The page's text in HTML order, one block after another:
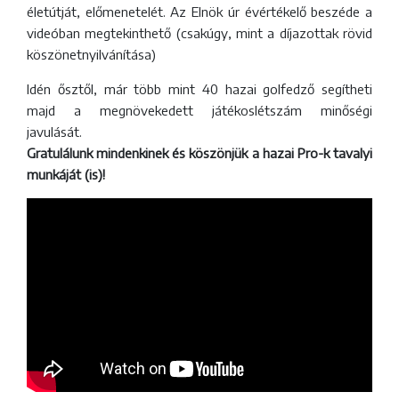
életútját, előmenetelét. Az Elnök úr évértékelő beszéde a
videóban megtekinthető (csakúgy, mint a díjazottak rövid
köszönetnyilvánítása)
Idén ősztől, már több mint 40 hazai golfedző segítheti
majd a megnövekedett játékoslétszám minőségi
javulását.
Gratulálunk mindenkinek és köszönjük a hazai Pro-k tavalyi
munkáját (is)!